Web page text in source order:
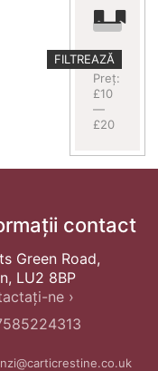
Preț
minim
Preț
maxim
FILTREAZĂ
Preț:
£10
—
£20
contact
Green Road,
LU2 8BP
ne ›